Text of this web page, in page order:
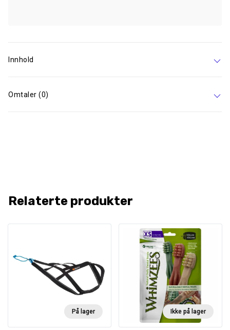
Innhold
Omtaler (0)
Relaterte produkter
På lager Ikke på lager